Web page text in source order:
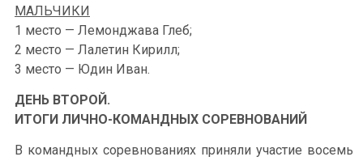
МАЛЬЧИКИ
1 место — Лемонджава Глеб;
2 место — Лалетин Кирилл;
3 место — Юдин Иван.
ДЕНЬ ВТОРОЙ.
ИТОГИ ЛИЧНО-КОМАНДНЫХ СОРЕВНОВАНИЙ
В командных соревнованиях приняли участие восемь